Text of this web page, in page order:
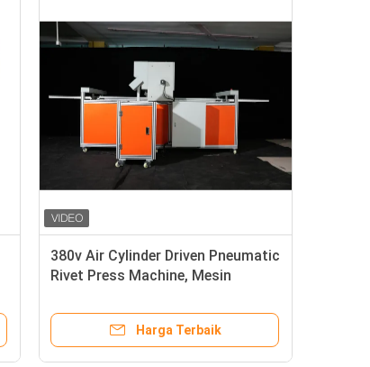
380v Air Cylinder Driven Pneumatic
Rivet Press Machine, Mesin
Harga Terbaik